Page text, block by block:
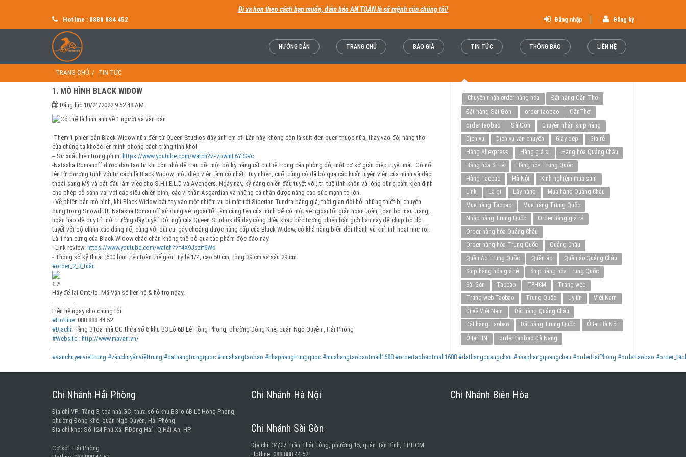
Đi xa hơn theo cách bạn muốn, đảm bảo AN TOÀN là sứ mệnh của chúng tôi!
Hotline : 0888 884 452 Đăng nhập Đăng ký
HƯỚNG DẪN TRANG CHỦ BÁO GIÁ TIN TỨC THÔNG BÁO LIÊN HỆ
TRANG CHỦ TIN TỨC
1. MÔ HÌNH BLACK WIDOW
Đăng lúc 10/21/2022 9:52:48 AM
-Thêm 1 phiên bản Black Widow nữa đến từ Queen Studios đây anh em ơi! Lần này, không còn là suit đen quen thuộc nữa, thay vào đó, nàng thơ
của chúng ta khoác lên mình phong cách trắng tinh khôi
-- Sự xuất hiện trong phim: https://www.youtube.com/watch?v=vpwmL6YlSVc
-Natasha Romanoff được đào tạo từ khi còn nhỏ để trau dồi một bộ kỹ năng rất cụ thể trong căn phòng đỏ, một cơ sở gián điệp tuyệt mật. Cô nổi
lên từ chương trình với tư cách là Black Widow, một điệp viên tầm cỡ nhất. Tuy nhiên, cuối cùng cô đã bỏ qua các huấn luyện viên của mình và đào
thoát sang Mỹ và bắt đầu làm việc cho S.H.I.E.L.D và Avengers. Ngày nay, kỹ năng chiến đấu tuyệt vời, trí tuệ tinh khôn và lòng dũng cảm kiên định
cho phép cô sánh vai với các siêu chiến binh, các vị thần Asgardian và những cá nhân được nâng cao sức mạnh to lớn.
- Về phiên bản mô hình, khi Black Widow bắt tay vào một nhiệm vụ bí mật tới Siberian Tundra băng giá, thời gian đòi hỏi những thiết bị chuyên
dụng trong Snowdrift. Natasha Romanoff sử dụng vẻ ngoài tối tăm cùng tên của mình để có một vẻ ngoài tối giản hoàn toàn, toàn bộ màu trắng,
hoàn hảo để duy trì môi trường đầy tuyết. Đội ngũ của Queen Studios đã dày công điêu khắc bức tượng phiên bản giới hạn này để chụp bộ đồ
tuyết với độ chính xác đáng nể, cùng với dùi cui gây choáng được nâng cấp của Black Widow, có khả năng biến đổi thành vũ khí linh hoạt như roi.
Là 1 fan cứng của Black Widow chắc chắn không thể bỏ qua tác phẩm độc đáo này!
- Link review: https://www.youtube.com/watch?v=4X9Jszif6Ws
- Thông số kỹ thuật: 600 bản trên toàn thế giới. Tỷ lệ 1/4, cao 50 cm, rộng 39 cm và sâu 29 cm
#order_2_3_tuần
Hãy để lại Cmt/Ib. Mã Vận sẽ liên hệ & hỗ trợ ngay!
---------------
Liên hệ ngay cho chúng tôi:
#Hotline: 088 888 44 52
#Địachỉ: Tầng 3 tòa nhà GC thửa số 6 khu B3 Lô 6B Lê Hồng Phong, phường Đông Khê, quận Ngô Quyền , Hải Phòng
#Website : http://www.mavan.vn/
--------------
#vanchuyenviettrung #vậnchuyểnviệttrung #dathangtrungquoc #muahangtaobao #nhaphangtrungquoc #muahangtaobaotmall1688 #ordertaobaotmall1688 #dathangquangchau #nhaphangquangchau #orderHaiPhong #ordertaobao
Chuyên nhận order hàng hóa
Đặt hàng Cần Thơ
Đặt hàng Sài Gòn
order taobao
CầnThơ
order taobao
SàiGòn
Chuyên nhận ship hàng
Dịch vụ
Dịch vụ vận chuyển Giày dép
Giá rẻ
Hàng Aliexpress
Hàng giá sỉ
Hàng hóa Quảng Châu
Hàng hóa Sỉ Lẻ
Hàng hóa Trung Quốc
Hàng Taobao
Hà Nội
Kinh nghiệm mua sắm
Link
Là gì Lấy hàng
Mua hàng Quảng Châu
Mua hàng Taobao
Mua hàng Trung Quốc
Nhập hàng Trung Quốc
Order hàng giá rẻ
Order hàng hóa Quảng Châu
Order hàng hóa Trung Quốc
Quảng Châu
Quần Áo Trung Quốc
Quần áo
Quần áo Quảng Châu
Ship hàng hóa giá rẻ
Ship hàng hóa Trung Quốc
Sài Gòn
Taobao TPHCM
Trang web
Trang web Taobao
Trung Quốc Uy tín
Việt Nam
Đi về Việt Nam
Đặt hàng Quảng Châu
Đặt hàng Taobao
Đặt hàng Trung Quốc
Ở tại Hà Nội
Ở tại HN
order taobao Đà Nẵng
Chi Nhánh Hải Phòng
Địa chỉ VP: Tầng 3, toà nhà GC, thửa số 6 khu B3 lô 6B Lê Hồng Phong,
phường Đông Khê, quận Ngô Quyền, Hải Phòng
Địa chỉ kho: Số 124 Phú Xá, P.Đông Hảỉ , Q.Hải An, HP
Cơ sở : Hải Phòng
Chi Nhánh Hà Nội
Chi Nhánh Sài Gòn
Địa chỉ: 34/27 Trần Thái Tông, phường 15, quận Tân Bình, TP.HCM
Hotline: 088 888 44 52
Chi Nhánh Biên Hòa